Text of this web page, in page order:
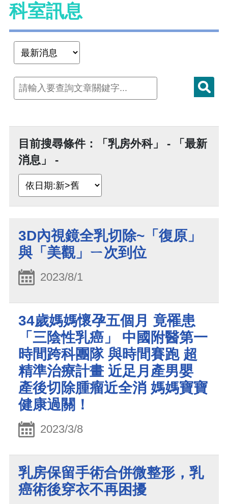
科室訊息
目前搜尋條件：「乳房外科」 - 「最新
消息」 -
3D內視鏡全乳切除~「復原」
與「美觀」ㄧ次到位
2023/8/1
34歲媽媽懷孕五個月 竟罹患
「三陰性乳癌」 中國附醫第一
時間跨科團隊 與時間賽跑 超
精準治療計畫 近足月產男嬰
產後切除腫瘤近全消 媽媽寶寶
健康過關！
2023/3/8
乳房保留手術合併微整形，乳
癌術後穿衣不再困擾